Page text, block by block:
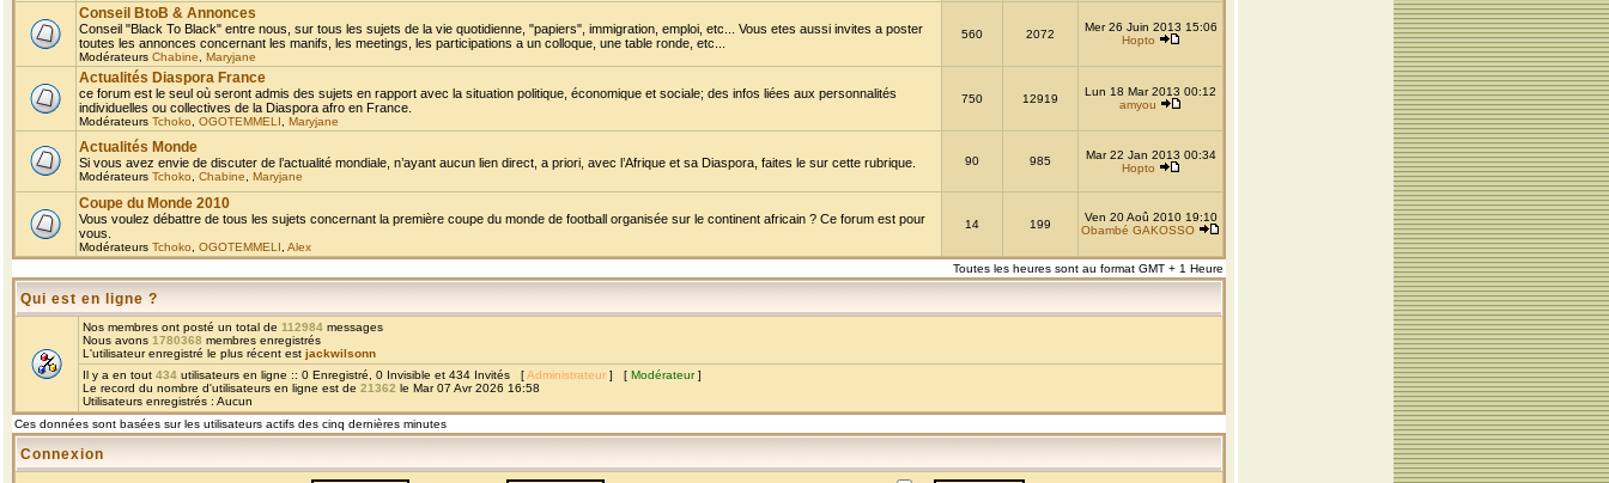
Conseil BtoB & Annonces
Conseil "Black To Black" entre nous, sur tous les sujets de la vie quotidienne, "papiers", immigration, emploi, etc... Vous etes aussi invites a poster
toutes les annonces concernant les manifs, les meetings, les participations a un colloque, une table ronde, etc...
Modérateurs Chabine Maryjane
560 2072
Mer 26 Juin 2013 15:06
Hopto
Actualités Diaspora France
ce forum est le seul où seront admis des sujets en rapport avec la situation politique, économique et sociale; des infos liées aux personnalités
individuelles ou collectives de la Diaspora afro en France.
Modérateurs Tchoko OGOTEMMELI Maryjane
750 12919
Lun 18 Mar 2013 00:12
amyou
Actualités Monde
Si vous avez envie de discuter de l’actualité mondiale, n’ayant aucun lien direct, a priori, avec l’Afrique et sa Diaspora, faites le sur cette rubrique.
Modérateurs Tchoko Chabine Maryjane
90 985
Mar 22 Jan 2013 00:34
Hopto
Coupe du Monde 2010
Vous voulez débattre de tous les sujets concernant la première coupe du monde de football organisée sur le continent africain ? Ce forum est pour
vous.
Modérateurs Tchoko OGOTEMMELI Alex
14 199
Ven 20 Aoû 2010 19:10
Obambé GAKOSSO
Toutes les heures sont au format GMT + 1 Heure
Qui est en ligne ?
Nos membres ont posté un total de 112984 messages
Nous avons 1780368 membres enregistrés
L'utilisateur enregistré le plus récent est jackwilsonn
Il y a en tout 434 utilisateurs en ligne :: 0 Enregistré, 0 Invisible et 434 Invités [Administrateur ] [ Modérateur]
Le record du nombre d'utilisateurs en ligne est de 21362 le Mar 07 Avr 2026 16:58
Utilisateurs enregistrés : Aucun
Ces données sont basées sur les utilisateurs actifs des cinq dernières minutes
Connexion